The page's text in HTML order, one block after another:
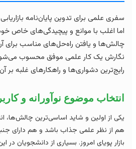
علمی برای تدوین پایان‌نامه بازاریابی،
اغلب با موانع و پیچیدگی‌های خاص خود
و یافتن راه‌حل‌های مناسب برای آن‌ها،
یک کار علمی موفق محسوب می‌شود. در
دشواری‌ها و راهکارهای غلبه بر آن‌ها
موضوع نوآورانه و کاربردی
از اولین و شاید اساسی‌ترین چالش‌ها،
از نظر علمی جذاب باشد و هم دارای جنبه‌های
پویای امروز. بسیاری از دانشجویان در این